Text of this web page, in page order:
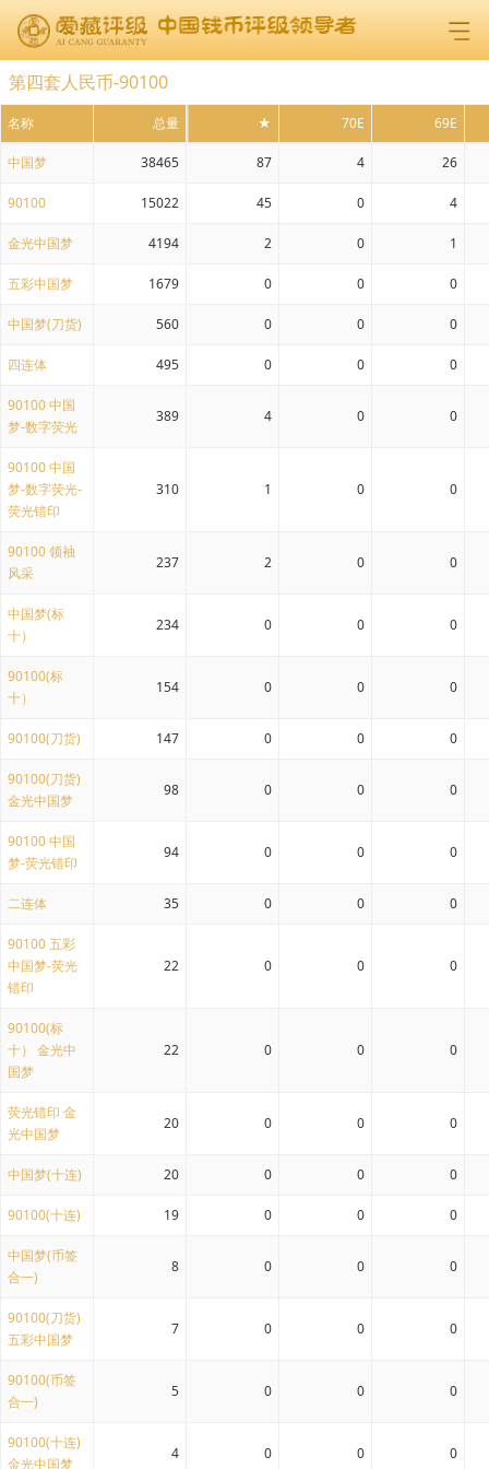
第四套人民币-90100
名称 总量 ★ 70E 69E
中国梦 38465 87 4 26
90100 15022 45 0 4
金光中国梦 4194 2 0 1
五彩中国梦 1679 0 0 0
中国梦(刀货) 560 0 0 0
四连体 495 0 0 0
90100 中国
梦-数字荧光
389 4 0 0
90100 中国
梦-数字荧光-
荧光错印
310 1 0 0
90100 领袖
风采
237 2 0 0
中国梦(标
十）
234 0 0 0
90100(标
十）
154 0 0 0
90100(刀货) 147 0 0 0
90100(刀货)
金光中国梦
98 0 0 0
90100 中国
梦-荧光错印
94 0 0 0
二连体 35 0 0 0
90100 五彩
中国梦-荧光
错印
22 0 0 0
90100(标
十） 金光中
国梦
22 0 0 0
荧光错印 金
光中国梦
20 0 0 0
中国梦(十连) 20 0 0 0
90100(十连) 19 0 0 0
中国梦(币签
合一)
8 0 0 0
90100(刀货)
五彩中国梦
7 0 0 0
90100(币签
合一)
5 0 0 0
90100(十连)
金光中国梦
4 0 0 0